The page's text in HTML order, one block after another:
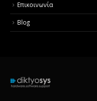
Επικοινωνία
Blog